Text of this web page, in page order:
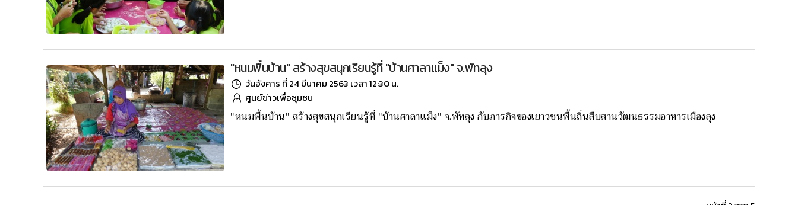
"หนมพื้นบ้าน" สร้างสุขสนุกเรียนรู้ที่ "บ้านศาลาเเม็ง" จ.พัทลุง
วันอังคาร ที่ 24 มีนาคม 2563 เวลา 12:30 น.
ศูนย์ข่าวเพื่อชุมชน
"หนมพื้นบ้าน" สร้างสุขสนุกเรียนรู้ที่ "บ้านศาลาเเม็ง" จ.พัทลุง กับภารกิจของเยาวชนพื้นถิ่นสืบสานวัฒนธรรมอาหารเมืองลุง